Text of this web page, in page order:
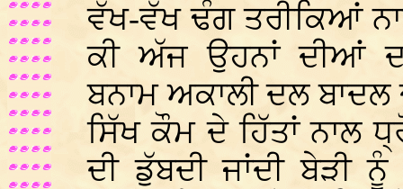
ਵੱਖ-ਵੱਖ ਢੰਗ ਤਰੀਕਿਆਂ
ਕੀ ਅੱਜ ਉਹਨਾਂ ਦੀਆਂ
ਬਨਾਮ ਅਕਾਲੀ ਦਲ ਬਾਦਲ
ਸਿੱਖ ਕੌਮ ਦੇ ਹਿੱਤਾਂ ਨਾਲ
ਦੀ ਡੁੱਬਦੀ ਜਾਂਦੀ ਬੇੜੀ